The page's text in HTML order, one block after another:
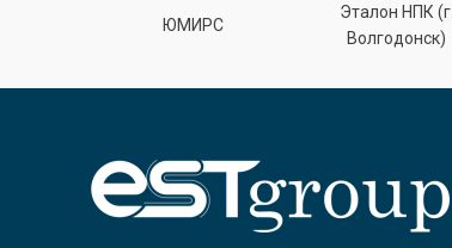
ЮМИРС
Эталон НПК (г.
Волгодонск)